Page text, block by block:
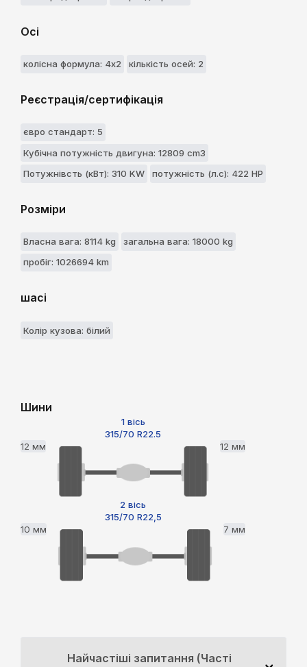
Осі
колісна формула: 4x2 кількість осей: 2
Реєстрація/сертифікація
євро стандарт: 5
Кубічна потужність двигуна: 12809 cm3
Потужнівсть (кВт): 310 KW
потужність (л.с): 422 HP
Розміри
Власна вага: 8114 kg
загальна вага: 18000 kg
пробіг: 1026694 km
шасі
Колір кузова: білий
Шини
1 вісь
315/70 R22.5
12 мм
12 мм
2 вісь
315/70 R22,5
10 мм
7 мм
Найчастіші запитання (Часті